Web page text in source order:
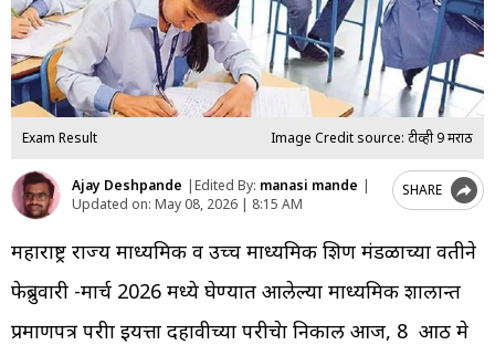
Exam Result Image Credit source: टीव्ही 9 मराठी
Ajay Deshpande |Edited By: manasi mande |
Updated on: May 08, 2026 | 8:15 AM
SHARE
महाराष्ट्र राज्य माध्यमिक व उच्च माध्यमिक शिक्षण मंडळाच्या वतीने
फेब्रुवारी -मार्च 2026 मध्ये घेण्यात आलेल्या माध्यमिक शालान्त
प्रमाणपत्र परीक्षा इयत्ता दहावीच्या परीक्षेचा निकाल आज, 8 आठ मे